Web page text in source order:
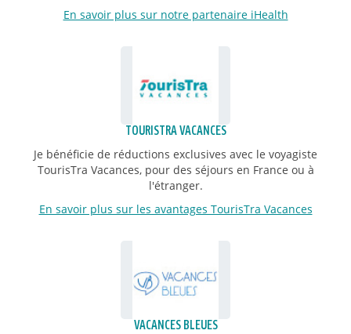
En savoir plus sur notre partenaire iHealth
TOURISTRA VACANCES
Je bénéficie de réductions exclusives avec le voyagiste
TourisTra Vacances, pour des séjours en France ou à
l'étranger.
En savoir plus sur les avantages TourisTra Vacances
VACANCES BLEUES